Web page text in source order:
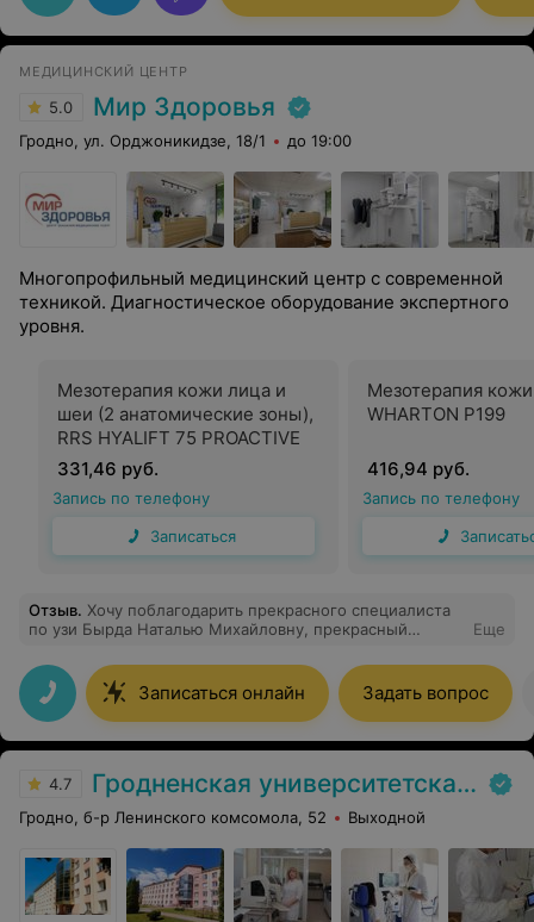
МЕДИЦИНСКИЙ ЦЕНТР
5.0 Мир Здоровья
Гродно, ул. Орджоникидзе, 18/1 до 19:00
Многопрофильный медицинский центр с современной
техникой. Диагностическое оборудование экспертного
уровня.
Мезотерапия кожи лица и
шеи (2 анатомические зоны),
RRS HYALIFT 75 PROACTIVE
331,46 руб.
Запись по телефону
Записаться
Мезотерапия
WHARTON P199
416,94 руб.
Запись по телефону
Отзыв. Хочу поблагодарить прекрасного специалиста
по узи Бырда Наталью Михайловну, прекрасный
внимательная, спокойная, все обьяснила. Рекомендую.
Еще
Записаться онлайн Задать вопрос
4.7 Гродненская университетская клиника
Гродно, б-р Ленинского комсомола, 52 Выходной